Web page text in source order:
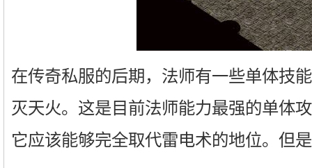
在传奇私服的后期，法师有一些单体技
灭天火。这是目前法师能力最强的单体
它应该能够完全取代雷电术的地位。但